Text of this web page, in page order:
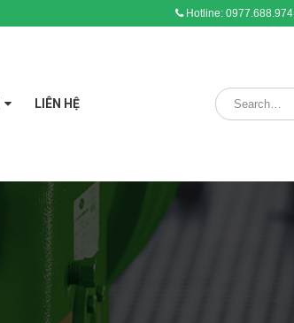
Hotline: 0977.688.974
LIÊN HỆ